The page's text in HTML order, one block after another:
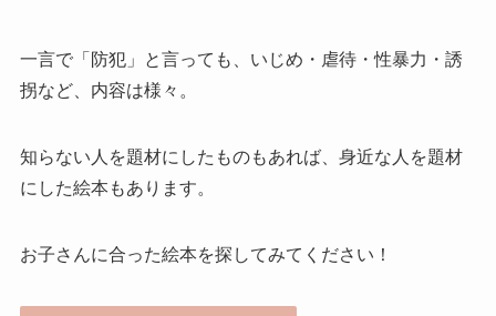
一言で「防犯」と言っても、いじめ・虐待・性暴力・誘
拐など、内容は様々。
知らない人を題材にしたものもあれば、身近な人を題材
にした絵本もあります。
お子さんに合った絵本を探してみてください！